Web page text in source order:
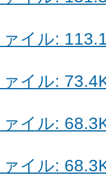
イル:
イル:
イル:
イル: